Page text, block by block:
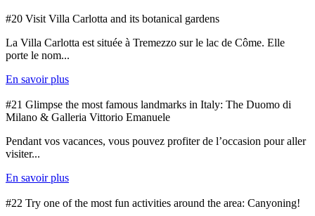
#20 Visit Villa Carlotta and its botanical gardens
La Villa Carlotta est située à Tremezzo sur le lac de Côme. Elle
porte le nom...
En savoir plus
#21 Glimpse the most famous landmarks in Italy: The Duomo di
Milano & Galleria Vittorio Emanuele
Pendant vos vacances, vous pouvez profiter de l’occasion pour aller
visiter...
En savoir plus
#22 Try one of the most fun activities around the area: Canyoning!